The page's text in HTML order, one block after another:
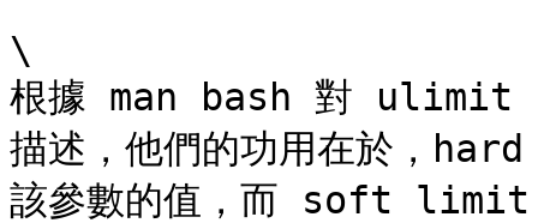
\
根據 man bash 對
描述，他們的功用在於，
該參數的值，而 soft limit